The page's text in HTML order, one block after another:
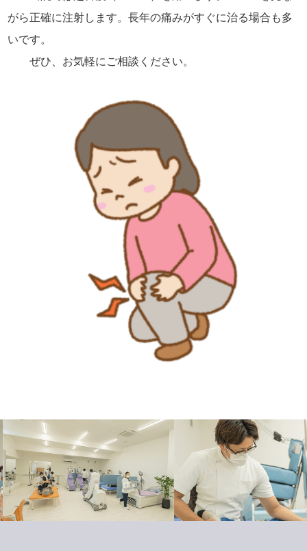
がら正確に注射します。長年の痛みがすぐに治る場合も多
いです。
ぜひ、お気軽にご相談ください。